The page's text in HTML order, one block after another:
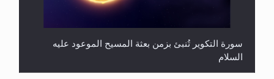
سورة التكوير تُنبئ بزمن بعثة المسيح الموعود عليه
السلام